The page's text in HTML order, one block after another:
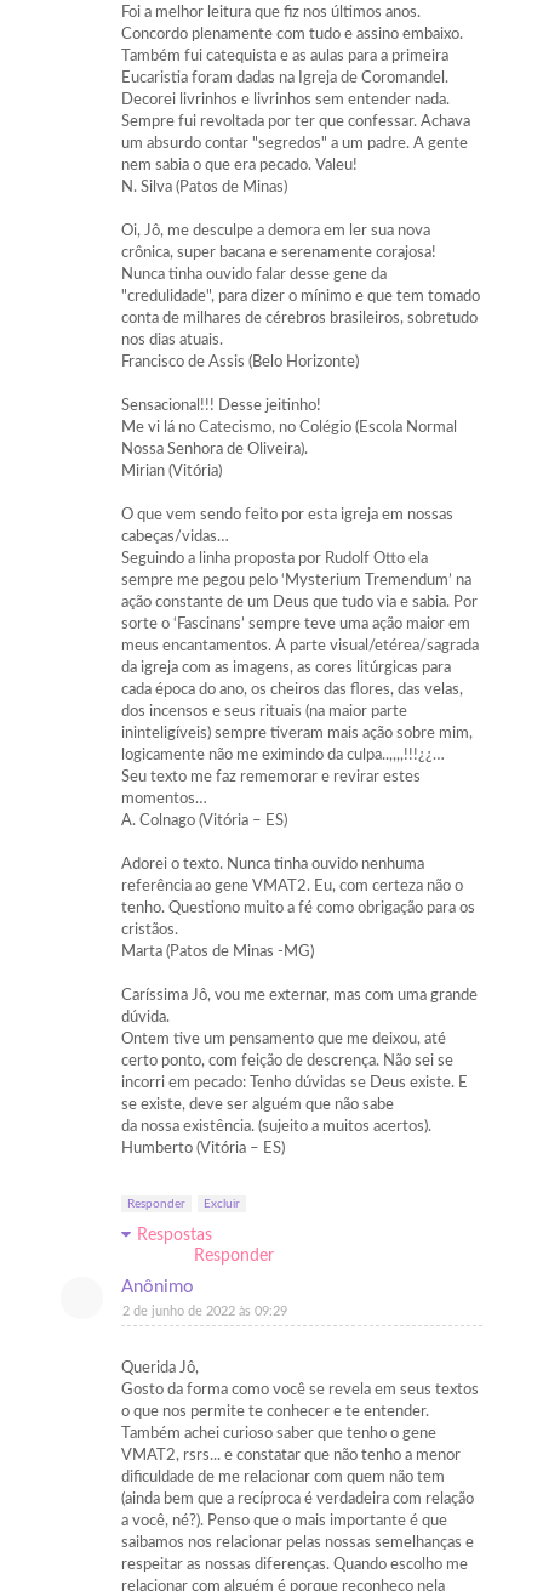
Foi a melhor leitura que fiz nos últimos anos.
Concordo plenamente com tudo e assino embaixo.
Também fui catequista e as aulas para a primeira
Eucaristia foram dadas na Igreja de Coromandel.
Decorei livrinhos e livrinhos sem entender nada.
Sempre fui revoltada por ter que confessar. Achava
um absurdo contar "segredos" a um padre. A gente
nem sabia o que era pecado. Valeu!
N. Silva (Patos de Minas)
Oi, Jô, me desculpe a demora em ler sua nova
crônica, super bacana e serenamente corajosa!
Nunca tinha ouvido falar desse gene da
"credulidade", para dizer o mínimo e que tem tomado
conta de milhares de cérebros brasileiros, sobretudo
nos dias atuais.
Francisco de Assis (Belo Horizonte)
Sensacional!!! Desse jeitinho!
Me vi lá no Catecismo, no Colégio (Escola Normal
Nossa Senhora de Oliveira).
Mirian (Vitória)
O que vem sendo feito por esta igreja em nossas
cabeças/vidas…
Seguindo a linha proposta por Rudolf Otto ela
sempre me pegou pelo ‘Mysterium Tremendum’ na
ação constante de um Deus que tudo via e sabia. Por
sorte o ‘Fascinans’ sempre teve uma ação maior em
meus encantamentos. A parte visual/etérea/sagrada
da igreja com as imagens, as cores litúrgicas para
cada época do ano, os cheiros das flores, das velas,
dos incensos e seus rituais (na maior parte
ininteligíveis) sempre tiveram mais ação sobre mim,
logicamente não me eximindo da culpa..,,,,!!!¿¿…
Seu texto me faz rememorar e revirar estes
momentos…
A. Colnago (Vitória – ES)
Adorei o texto. Nunca tinha ouvido nenhuma
referência ao gene VMAT2. Eu, com certeza não o
tenho. Questiono muito a fé como obrigação para os
cristãos.
Marta (Patos de Minas -MG)
Caríssima Jô, vou me externar, mas com uma grande
dúvida.
Ontem tive um pensamento que me deixou, até
certo ponto, com feição de descrença. Não sei se
incorri em pecado: Tenho dúvidas se Deus existe. E
se existe, deve ser alguém que não sabe
da nossa existência. (sujeito a muitos acertos).
Humberto (Vitória – ES)
Responder Excluir
Respostas
Responder
Anônimo
2 de junho de 2022 às 09:29
Querida Jô,
Gosto da forma como você se revela em seus textos
o que nos permite te conhecer e te entender.
Também achei curioso saber que tenho o gene
VMAT2, rsrs... e constatar que não tenho a menor
dificuldade de me relacionar com quem não tem
(ainda bem que a recíproca é verdadeira com relação
a você, né?). Penso que o mais importante é que
saibamos nos relacionar pelas nossas semelhanças e
respeitar as nossas diferenças. Quando escolho me
relacionar com alguém é porque reconheço nela